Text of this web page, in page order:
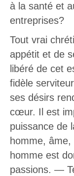
à la santé et
entreprises?
Tout vrai
appétit et de
libéré de cet
fidèle
ses désirs
cœur. Il est
puissance de
homme,
homme est
passions. —